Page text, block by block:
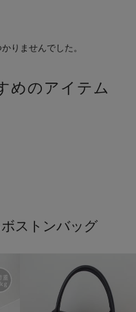
りませんでした。
めのアイテム
ストンバッグ